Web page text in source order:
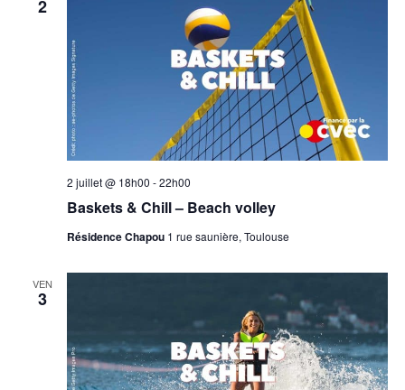
2
Baskets & Chill – Beach volley
2 juillet @ 18h00 -22h00
Résidence Chapou 1 rue saunière, Toulouse
VEN
3